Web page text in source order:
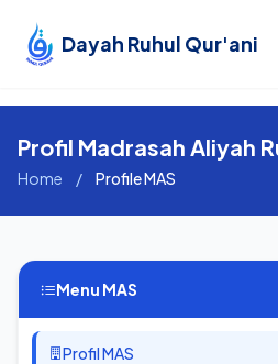
Dayah Ruhul Qur'ani
Profil Madrasah Aliyah
Home / Profile MAS
Menu MAS
Profil MAS